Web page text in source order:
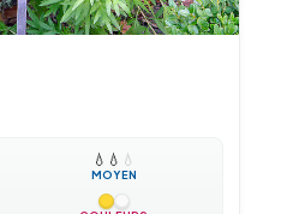
💧 💧 💧
MOYEN